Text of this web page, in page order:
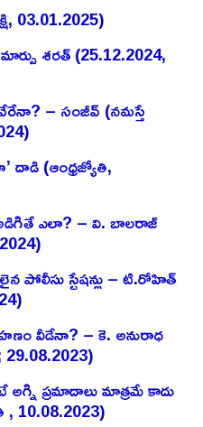
03.01.2025)
శరత్ (25.12.2024,
– సంజీవ్ (నమస్తే
దాడి (ఆంధ్రజ్యోతి,
అడిగితే ఎలా? – వి. బాలరాజ్‌
పోలీసు స్టేషన్లు – టి.రోహిత్
వీడేనా? – కె. అనురాధ
29.08.2023)
అగ్ని ప్రమాదాలు మాత్రమే కాదు
, 10.08.2023)